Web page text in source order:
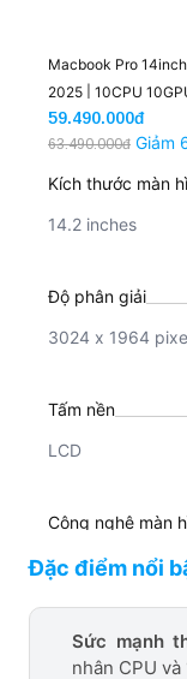
Macbook Pro
2025 | 10CPU
1TB (New)
59.490.000đ
63.490.000đ Giảm
Kích thước màn
14.2 inches
Độ phân giải
3024 x 1964
Tấm nền
LCD
Công nghệ màn
Liquid Retina
toàn màn hình, tối
1.600 nit (HDR),
Công nghệ CPU
Đặc điểm nổi
Sức mạnh
nhân CPU